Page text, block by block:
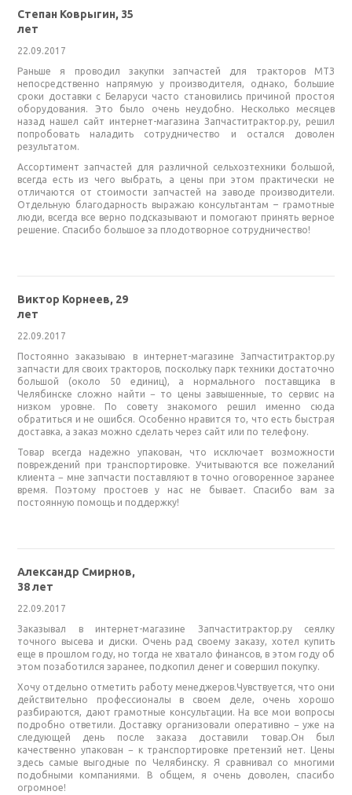
Степан Коврыгин, 35
лет
22.09.2017
Раньше я проводил закупки запчастей для тракторов МТЗ
непосредственно напрямую у производителя, однако, большие
сроки доставки с Беларуси часто становились причиной простоя
оборудования. Это было очень неудобно. Несколько месяцев
назад нашел сайт интернет-магазина Запчаститрактор.ру, решил
попробовать наладить сотрудничество и остался доволен
результатом.
Ассортимент запчастей для различной сельхозтехники большой,
всегда есть из чего выбрать, а цены при этом практически не
отличаются от стоимости запчастей на заводе производители.
Отдельную благодарность выражаю консультантам – грамотные
люди, всегда все верно подсказывают и помогают принять верное
решение. Спасибо большое за плодотворное сотрудничество!
Виктор Корнеев, 29
лет
22.09.2017
Постоянно заказываю в интернет-магазине Запчаститрактор.ру
запчасти для своих тракторов, поскольку парк техники достаточно
большой (около 50 единиц), а нормального поставщика в
Челябинске сложно найти − то цены завышенные, то сервис на
низком уровне. По совету знакомого решил именно сюда
обратиться и не ошибся. Особенно нравится то, что есть быстрая
доставка, а заказ можно сделать через сайт или по телефону.
Товар всегда надежно упакован, что исключает возможности
повреждений при транспортировке. Учитываются все пожеланий
клиента − мне запчасти поставляют в точно оговоренное заранее
время. Поэтому простоев у нас не бывает. Спасибо вам за
постоянную помощь и поддержку!
Александр Смирнов,
38 лет
22.09.2017
Заказывал в интернет-магазине Запчаститрактор.ру сеялку
точного высева и диски. Очень рад своему заказу, хотел купить
еще в прошлом году, но тогда не хватало финансов, в этом году об
этом позаботился заранее, подкопил денег и совершил покупку.
Хочу отдельно отметить работу менеджеров.Чувствуется, что они
действительно профессионалы в своем деле, очень хорошо
разбираются, дают грамотные консультации. На все мои вопросы
подробно ответили. Доставку организовали оперативно − уже на
следующей день после заказа доставили товар.Он был
качественно упакован − к транспортировке претензий нет. Цены
здесь самые выгодные по Челябинску. Я сравнивал со многими
подобными компаниями. В общем, я очень доволен, спасибо
огромное!